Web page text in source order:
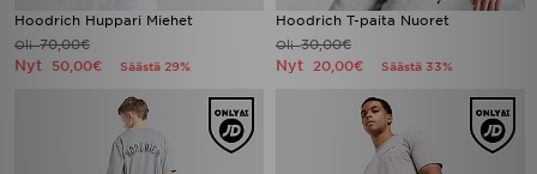
Hoodrich Huppari Miehet
Oli70,00€
Nyt 50,00€ Säästä 29%
Hoodrich T-paita Nuoret
Oli30,00€
Nyt 20,00€ Säästä 33%